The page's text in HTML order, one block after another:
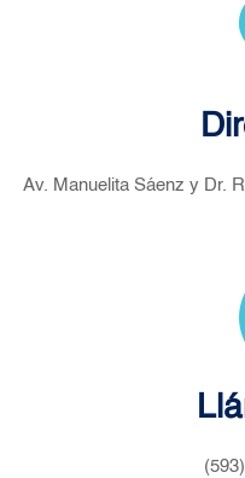
Av. Manuelita Sáenz y Dr.